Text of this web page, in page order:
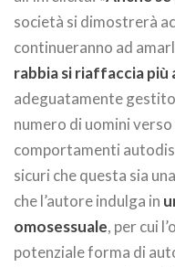
società si dimostrerà
continueranno ad
rabbia si riaffaccia più
adeguatamente
numero di uomini
comportamenti
sicuri che questa sia
che l’autore indulga in
omosessuale, per cui
potenziale forma di